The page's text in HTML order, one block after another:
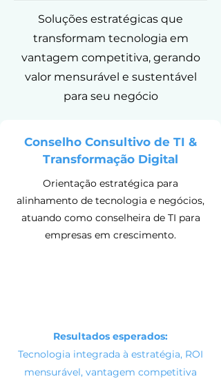
Soluções estratégicas que
transformam tecnologia em
vantagem competitiva, gerando
valor mensurável e sustentável
para seu negócio
Conselho Consultivo de TI &
Transformação Digital
Orientação estratégica para
alinhamento de tecnologia e negócios,
atuando como conselheira de TI para
empresas em crescimento.
Resultados esperados:
Tecnologia integrada à estratégia, ROI
mensurável, vantagem competitiva